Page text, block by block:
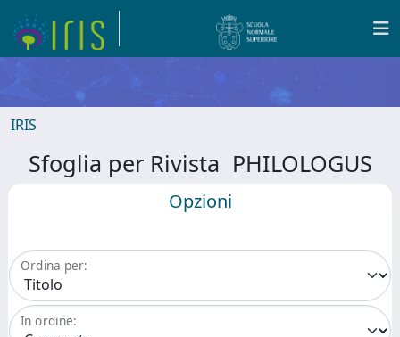
IRIS
Sfoglia per Rivista PHILOLOGUS
Opzioni
Ordina per:
In ordine: